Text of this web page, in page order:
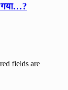
fields are